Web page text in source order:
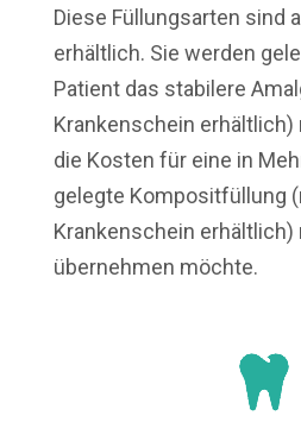
Diese Füllungsarten sind
erhältlich. Sie werden
Patient das stabilere
Krankenschein
die Kosten für eine in
gelegte Kompositfüllung
Krankenschein
übernehmen möchte.